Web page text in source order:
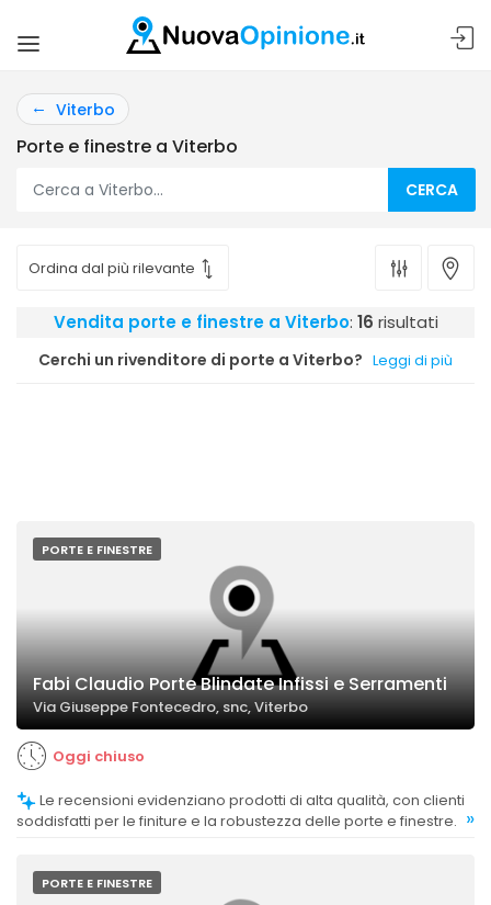
Viterbo
Porte e finestre a Viterbo
CERCA
Vendita porte e finestre a Viterbo: 16 risultati
Cerchi un rivenditore di porte a Viterbo? Leggi di più
PORTE E FINESTRE
Fabi Claudio Porte Blindate Infissi e Serramenti
Via Giuseppe Fontecedro, snc, Viterbo
Oggi chiuso
soddisfatti per le finiture e la robustezza delle porte e finestre. »
PORTE E FINESTRE